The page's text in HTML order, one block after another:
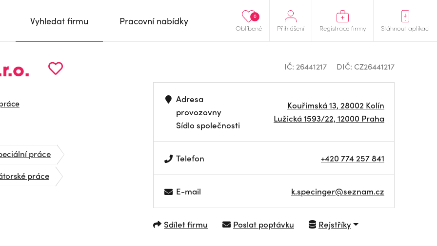
Oblíbené
0
Přihlášení Registrace firmy Stáhnout aplikaci
Vyhledat firmu Pracovní nabídky
práce
práce
IČ: 26441217 DIČ: CZ26441217
Adresa
provozovny
Sídlo společnosti
Kouřimská 13, 28002 Kolín
Lužická 1593/22, 12000 Praha
Telefon +420 774 257 841
E-mail k.specinger@seznam.cz
Sdílet firmu Poslat poptávku Rejstříky